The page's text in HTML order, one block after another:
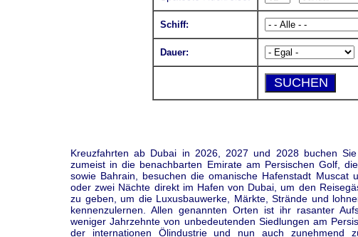
Schiff:
Dauer:
Kreuzfahrten ab Dubai in 2026, 2027 und 2028 buchen
zumeist in die benachbarten Emirate am Persischen Golf,
sowie Bahrain, besuchen die omanische Hafenstadt Muscat
oder zwei Nächte direkt im Hafen von Dubai, um den
zu geben, um die Luxusbauwerke, Märkte, Strände und
kennenzulernen. Allen genannten Orten ist ihr rasanter
weniger Jahrzehnte von unbedeutenden Siedlungen am
der internationen Ölindustrie und nun auch zunehmend